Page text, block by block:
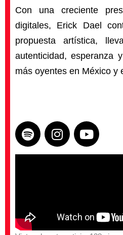
Con una creciente
digitales, Erick Dael
propuesta artística,
autenticidad, esperanza
más oyentes en México y